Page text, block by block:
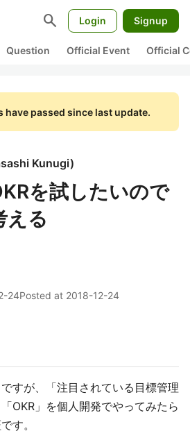
search Login Signup
Question Official Event Official
have passed since last update.
Kunugi)
を試したいので
える
24Posted at 2018-12-24
すが、「注目されている目標管理
OKR」を個人開発でやってみたら
す。